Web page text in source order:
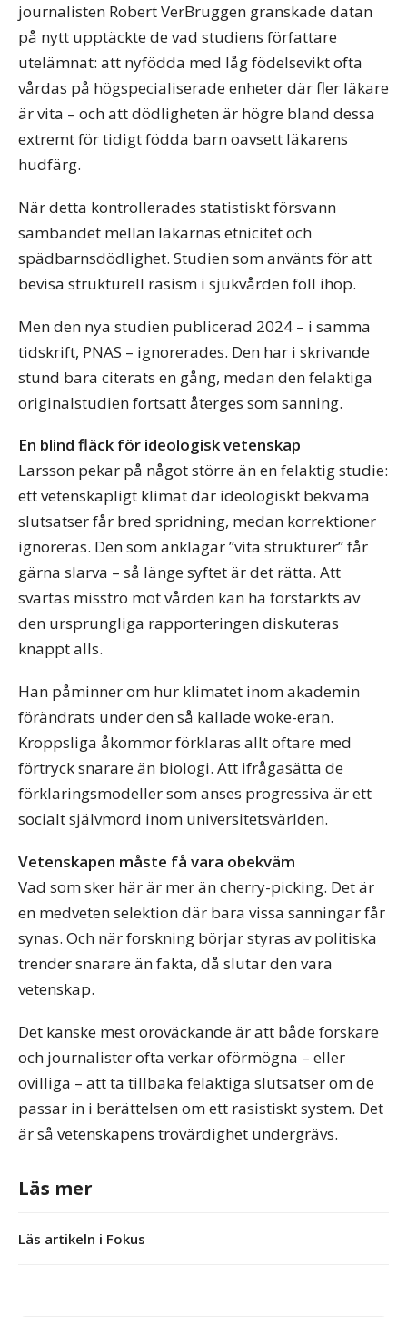
journalisten Robert VerBruggen granskade datan
på nytt upptäckte de vad studiens författare
utelämnat: att nyfödda med låg födelsevikt ofta
vårdas på högspecialiserade enheter där fler läkare
är vita – och att dödligheten är högre bland dessa
extremt för tidigt födda barn oavsett läkarens
hudfärg.
När detta kontrollerades statistiskt försvann
sambandet mellan läkarnas etnicitet och
spädbarnsdödlighet. Studien som använts för att
bevisa strukturell rasism i sjukvården föll ihop.
Men den nya studien publicerad 2024 – i samma
tidskrift, PNAS – ignorerades. Den har i skrivande
stund bara citerats en gång, medan den felaktiga
originalstudien fortsatt återges som sanning.
En blind fläck för ideologisk vetenskap
Larsson pekar på något större än en felaktig studie:
ett vetenskapligt klimat där ideologiskt bekväma
slutsatser får bred spridning, medan korrektioner
ignoreras. Den som anklagar ”vita strukturer” får
gärna slarva – så länge syftet är det rätta. Att
svartas misstro mot vården kan ha förstärkts av
den ursprungliga rapporteringen diskuteras
knappt alls.
Han påminner om hur klimatet inom akademin
förändrats under den så kallade woke-eran.
Kroppsliga åkommor förklaras allt oftare med
förtryck snarare än biologi. Att ifrågasätta de
förklaringsmodeller som anses progressiva är ett
socialt självmord inom universitetsvärlden.
Vetenskapen måste få vara obekväm
Vad som sker här är mer än cherry-picking. Det är
en medveten selektion där bara vissa sanningar får
synas. Och när forskning börjar styras av politiska
trender snarare än fakta, då slutar den vara
vetenskap.
Det kanske mest oroväckande är att både forskare
och journalister ofta verkar oförmögna – eller
ovilliga – att ta tillbaka felaktiga slutsatser om de
passar in i berättelsen om ett rasistiskt system. Det
är så vetenskapens trovärdighet undergrävs.
Läs mer
Läs artikeln i Fokus